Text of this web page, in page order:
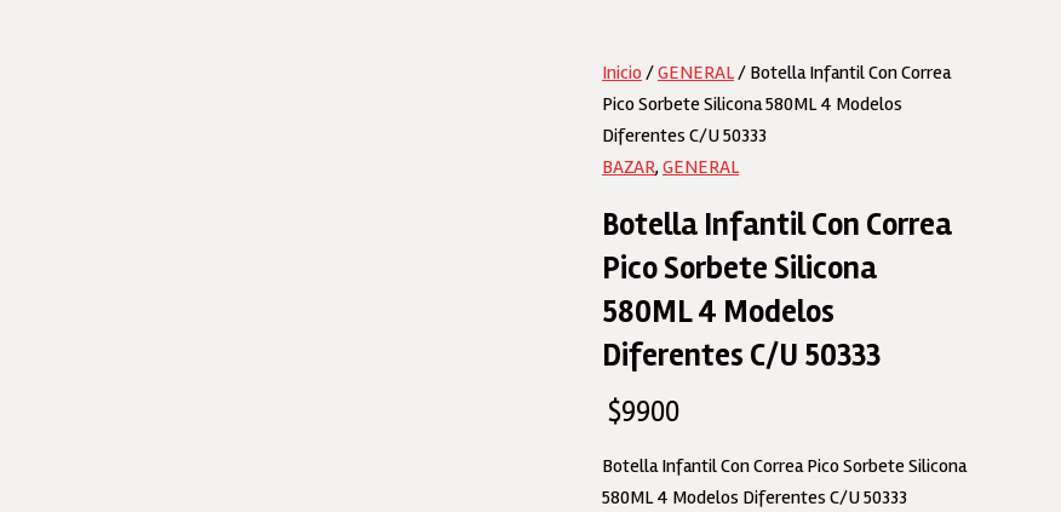
Inicio /GENERAL/ Botella Infantil Con Correa
Pico Sorbete Silicona 580ML 4 Modelos
Diferentes C/U 50333
BAZAR, GENERAL
Botella Infantil Con Correa
Pico Sorbete Silicona
580ML 4 Modelos
Diferentes C/U 50333
$9900
Botella Infantil Con Correa Pico Sorbete Silicona
580ML 4 Modelos Diferentes C/U 50333